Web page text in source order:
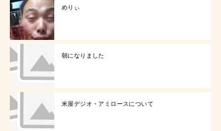
めりぃ
朝になりました
米屋デジオ・アミロースについて